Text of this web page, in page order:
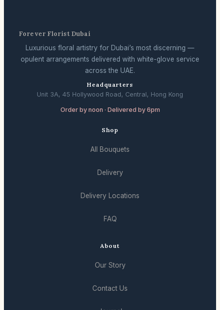
Forever Florist Dubai
Luxurious floral artistry for Dubai’s most discerning —
opulent arrangements delivered with white-glove service
across the UAE.
Headquarters
Unit 3A, 45 Hollywood Road, Central, Hong Kong
Order by noon · Delivered by 6pm
Shop
All Bouquets
Delivery
Delivery Locations
FAQ
About
Our Story
Contact Us